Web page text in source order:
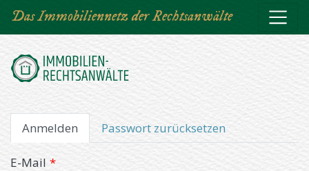
Direkt
zum
Das Immobiliennetz der Rechtsanwälte
Primäre
Reiter
Anmelden (aktiver
Reiter)
Passwort zurücksetzen
E-Mail